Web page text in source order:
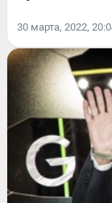
30 марта, 2022,